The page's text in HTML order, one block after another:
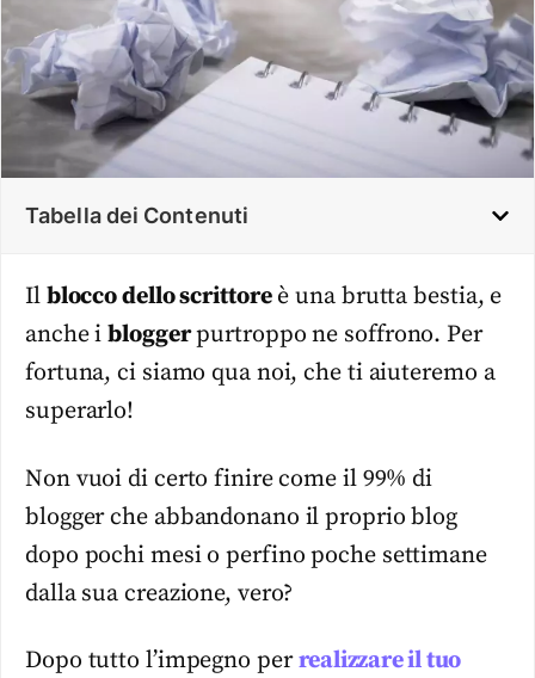
Tabella dei Contenuti
Il blocco dello scrittoreè una brutta bestia, e
anche ibloggerpurtroppo ne soffrono. Per
fortuna, ci siamo qua noi, che ti aiuteremo a
superarlo!
Non vuoi di certo finire come il 99% di
blogger che abbandonano il proprio blog
dopo pochi mesi o perfino poche settimane
dalla sua creazione, vero?
Dopo tutto l’impegno perrealizzare il tuo